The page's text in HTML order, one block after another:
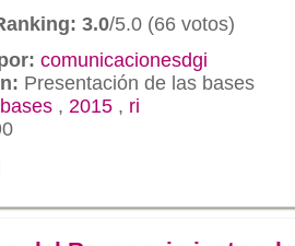
3.0/5.0 (66 votos)
comunicacionesdgi
Presentación de las bases
bases , 2015 , ri